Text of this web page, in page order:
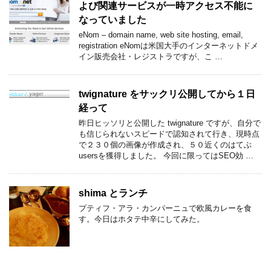
よび関連サービスが一時アクセス不能に
なっていました
eNom – domain name, web site hosting, email,
registration eNomは米国大手のインターネットドメ
イン販売会社・レジストラですが、こ …
twignature をサックリ公開してから１日
経って
昨日ヒッソリと公開した twignature ですが、自分で
も信じられないスピードで認知されて行き、現時点
で２３０個の画像が作成され、５０近くのはてぶ
usersを獲得しました。 今回に限ってはSEO効 …
shima とランチ
プティフ・アラ・カンパーニュで欧風カレーを食
す。今日はホタテ中辛にしてみた。